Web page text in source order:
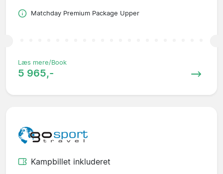
Matchday Premium Package Upper
Læs mere/Book
5 965,-
Kampbillet inkluderet